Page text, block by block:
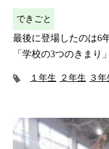
できごと
最後に登場したのは6
「学校の3つのきまり
１年生 ２年生 ３年